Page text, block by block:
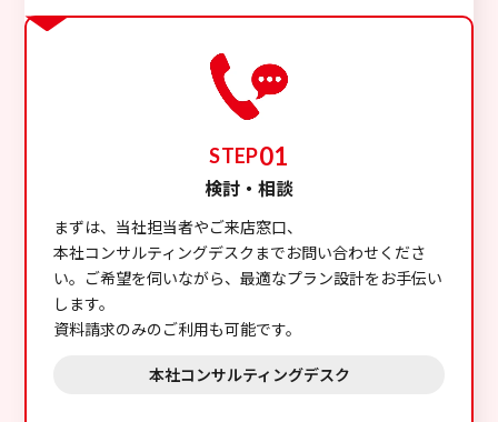
STEP01
検討・相談
まずは、当社担当者やご来店窓口、
本社コンサルティングデスクまでお問い合わせくださ
い。ご希望を伺いながら、最適なプラン設計をお手伝い
します。
資料請求のみのご利用も可能です。
本社コンサルティングデスク